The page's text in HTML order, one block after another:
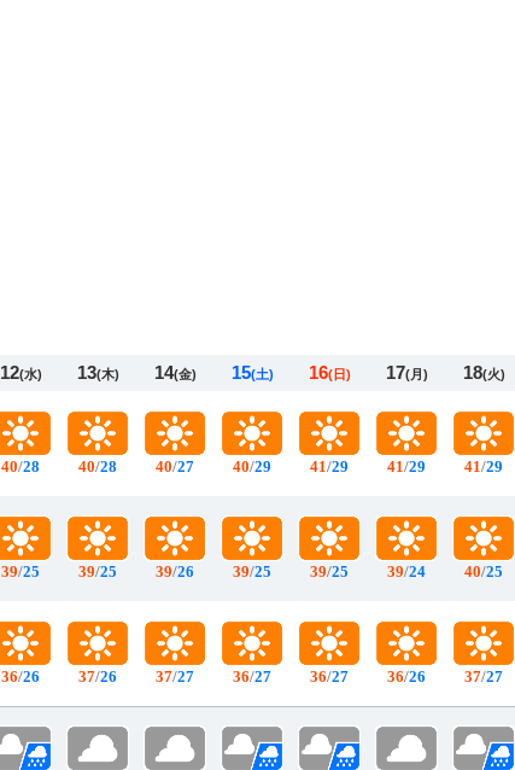
12(水)
40/28
39/25
36/26
13(木)
40/28
39/25
37/26
14(金)
40/27
39/26
37/27
15(土)
40/29
39/25
36/27
16(日)
41/29
39/25
36/27
17(月)
41/29
39/24
36/26
18(火)
41/29
40/25
37/27